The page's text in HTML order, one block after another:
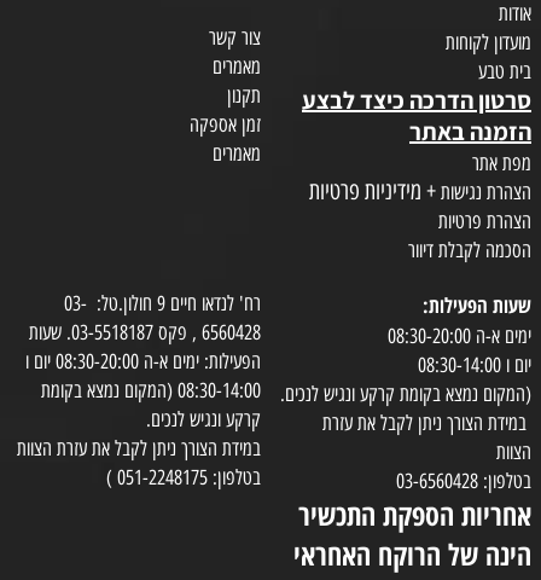
אודות
מועדון לקוחות
בית טבע
סרטון הדרכה כיצד לבצע
הזמנה באתר
מפת אתר
הצהרת נגישות + מידיניות פרטיות
הצהרת פרטיות
הסכמה לקבלת דיוור
צור קשר
מאמרים
תקנון
זמן אספקה
מאמרים
שעות הפעילות:
ימים א-ה 08:30-20:00
יום ו 08:30-14:00
(המקום נמצא בקומת קרקע ונגיש לנכים.
במידת הצורך ניתן לקבל את עזרת
הצוות
בטלפון: 03-6560428
אחריות הספקת התכשיר
הינה של הרוקח האחראי
רח' לנדאו חיים 9 חולון.טל: 03-
6560428 , פקס 03-5518187. שעות
הפעילות: ימים א-ה 08:30-20:00 יום ו
08:30-14:00 (המקום נמצא בקומת
קרקע ונגיש לנכים.
במידת הצורך ניתן לקבל את עזרת הצוות
בטלפון: 051-2248175 )